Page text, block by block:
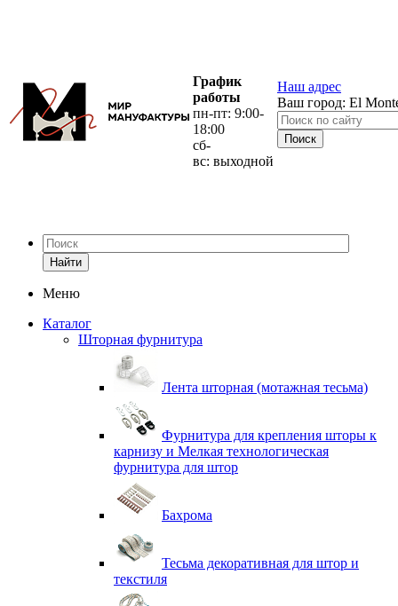
График
работы
пн-пт: 9:00-
18:00
сб-
вс: выходной
Наш адрес
Ваш город: El
Найти
Меню
Каталог
Шторная фурнитура
Лента шторная (мотажная тесьма)
Фурнитура для крепления шторы к
карнизу и Мелкая технологическая
фурнитура для штор
Бахрома
Тесьма декоративная для штор и
текстиля